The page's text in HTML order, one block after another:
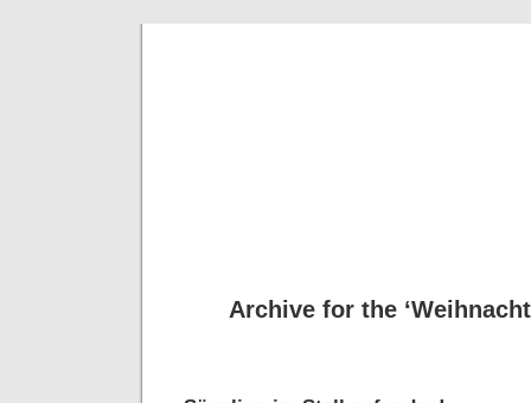
Archive for the